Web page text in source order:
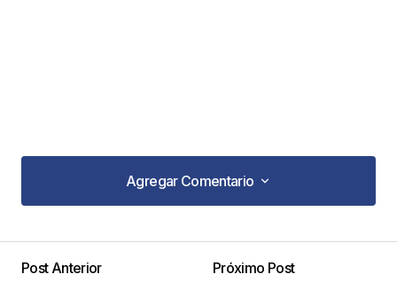
Agregar Comentario
Agregar Comentario
Post Anterior
Próximo Post